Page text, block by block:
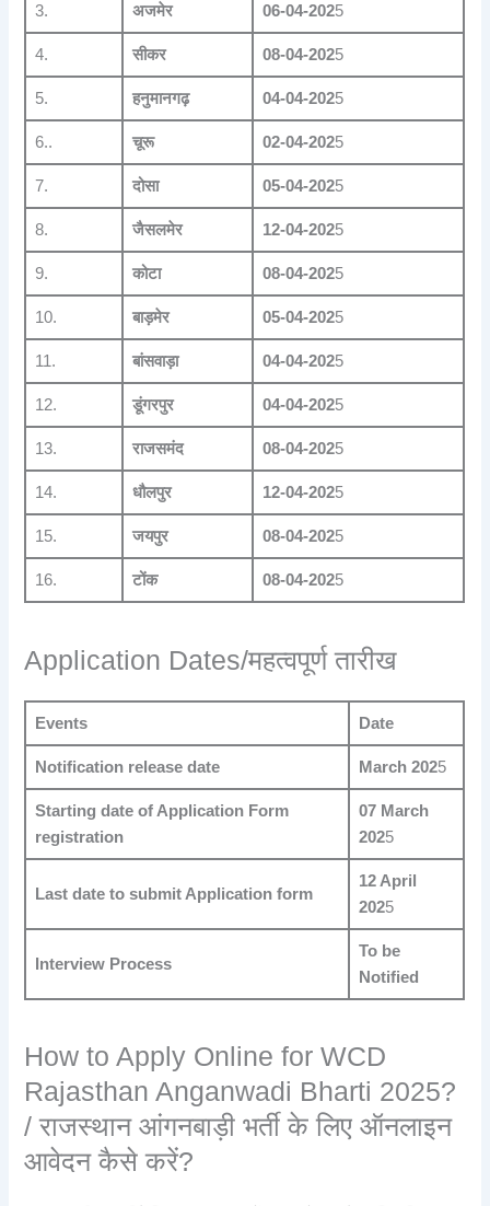
3. अजमेर 06-04-2025
4. सीकर 08-04-2025
5. हनुमानगढ़ 04-04-2025
6.. चूरू 02-04-2025
7. दोसा 05-04-2025
8. जैसलमेर 12-04-2025
9. कोटा 08-04-2025
10. बाड़मेर 05-04-2025
11. बांसवाड़ा 04-04-2025
12. डूंगरपुर 04-04-2025
13. राजसमंद 08-04-2025
14. धौलपुर 12-04-2025
15. जयपुर 08-04-2025
16. टोंक 08-04-2025
Application Dates/महत्वपूर्ण तारीख
Events Date
Notification release date March 2025
Starting date of Application Form
registration
07 March
2025
Last date to submit Application form
12 April
2025
Interview Process
To be
Notified
How to Apply Online for WCD
Rajasthan Anganwadi Bharti 2025?
/ राजस्थान आंगनबाड़ी भर्ती के लिए ऑनलाइन
आवेदन कैसे करें?